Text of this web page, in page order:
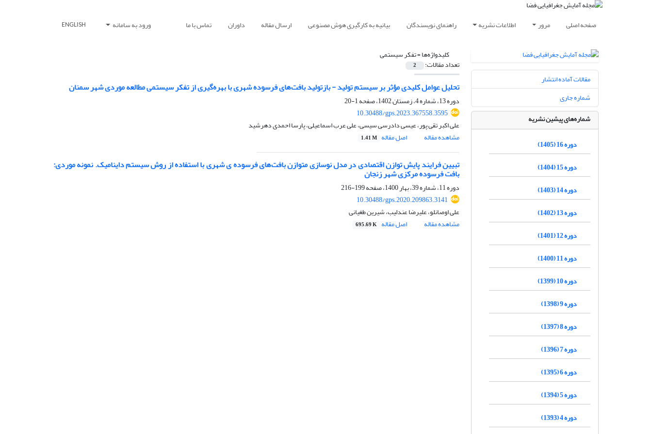
صفحه اصلی مرور اطلاعات نشریه راهنمای نویسندگان بیانیه به کارگیری هوش مصنوعی ارسال مقاله داوران تماس با ما ورود به سامانه ENGLISH
کلیدواژه‌ها =تفکر سیستمی
تعداد مقالات: 2
تحلیل عوامل کلیدی مؤثر بر سیستم تولید - بازتولید بافت‌های فرسوده شهری با بهره‌گیری از تفکر سیستمی مطالعه موردی شهر سمنان
دوره 13، شماره 4، زمستان 1402، صفحه
1-20
10.30488/gps.2023.367558.3595
علی اکبر تقی پور، عیسی دادرسی سیسی، علی عرب اسماعیلی، پارسا احمدی دهرشید
مشاهده مقاله
اصل مقاله 1.41 M
تبیین فرایند پایش توازن اقتصادی در مدل نوسازی متوازن بافت‌های فرسوده ی شهری با استفاده از روش سیستم داینامیک. نمونه موردی:
بافت فرسوده مرکزی شهر زنجان
دوره 11، شماره 39، بهار 1400، صفحه
199-216
10.30488/gps.2020.209863.3141
علی اوصانلو، علیرضا عندلیب، شیرین طغیانی
مشاهده مقاله
اصل مقاله 695.69 K
مقالات آماده انتشار
شماره جاری
شماره‌های پیشین نشریه
دوره 16 (1405)
دوره 15 (1404)
دوره 14 (1403)
دوره 13 (1402)
دوره 12 (1401)
دوره 11 (1400)
دوره 10 (1399)
دوره 9 (1398)
دوره 8 (1397)
دوره 7 (1396)
دوره 6 (1395)
دوره 5 (1394)
دوره 4 (1393)